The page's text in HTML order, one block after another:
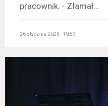
pracownik. - Złamał...
26 stycznia 2026 - 10:59